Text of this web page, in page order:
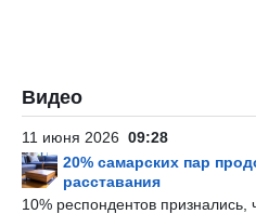
Видео
11 июня 2026 09:28
20% самарских пар
расставания
10% респондентов признались,